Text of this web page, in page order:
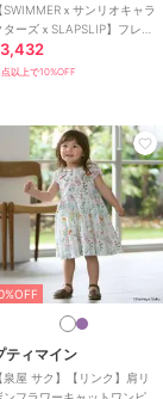
ながら、毎日が小
を提案
SWIMMERｘサンリオキャラ
ターズｘSLAPSLIP】フレア
カートレース付きワンピー
(80以上で10%OFF
ティマイン
泉屋 サク】【リンク】肩リ